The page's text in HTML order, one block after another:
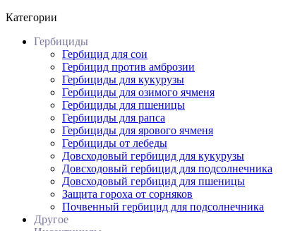
Категории
Гербициды
Гербицид для сои
Гербицид против амброзии
Гербициды для кукурузы
Гербициды для озимого ячменя
Гербициды для пшеницы
Гербициды для рапса
Гербициды для ярового ячменя
Гербициды от лебеды
Довсходовый гербицид для кукурузы
Довсходовый гербицид для подсолнечника
Довсходовый гербицид для пшеницы
Защита гороха от сорняков
Почвенный гербицид для подсолнечника
Другое